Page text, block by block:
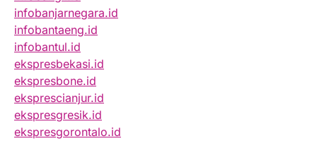
infobanjarnegara.id
infobantaeng.id
infobantul.id
ekspresbekasi.id
ekspresbone.id
eksprescianjur.id
ekspresgresik.id
ekspresgorontalo.id